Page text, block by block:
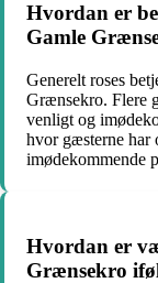
Hvordan er
Gamle
Generelt roses
Grænsekro. Flere
venligt og
hvor gæsterne har
imødekommende
Hvordan er
Grænsekro